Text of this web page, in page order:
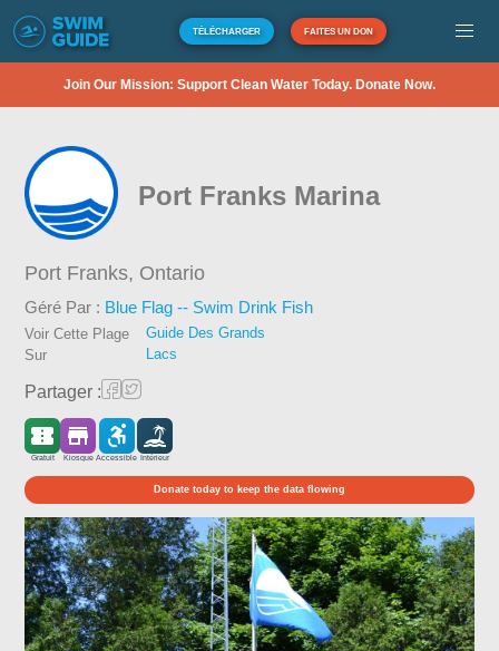
TÉLÉCHARGER FAITES UN DON
Join Our Mission: Support Clean Water Today. Donate Now.
Port Franks Marina
Port Franks, Ontario
Géré Par : Blue Flag -- Swim Drink Fish
Voir Cette Plage
Sur
Guide Des Grands
Lacs
Partager :
Gratuit Kiosque Accessible Intérieur
Donate today to keep the data flowing